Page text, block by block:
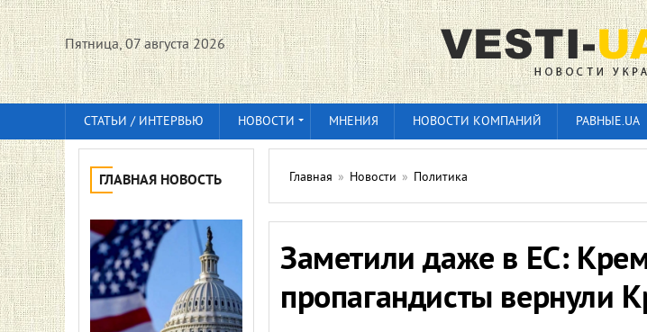
Пятница, 07 августа 2026
СТАТЬИ / ИНТЕРВЬЮ НОВОСТИ МНЕНИЯ НОВОСТИ КОМПАНИЙ РАВНЫЕ.UA
ГЛАВНАЯ НОВОСТЬ Главная » Новости » Политика
Заметили даже в ЕС:
пропагандисты вернули